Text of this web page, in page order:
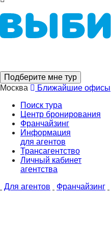
Подберите мне тур
Москва
Ближайшие офисы
Поиск тура
Центр бронирования
Франчайзинг
Информация
для агентов
Трансагентство
Личный кабинет
агентства
Для агентов
Франчайзинг